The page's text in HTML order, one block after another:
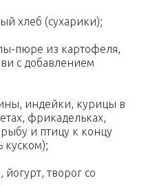
хлеб (сухарики);
пюре из картофеля,
с добавлением
индейки, курицы в
фрикадельках,
и птицу к концу
куском);
творог со